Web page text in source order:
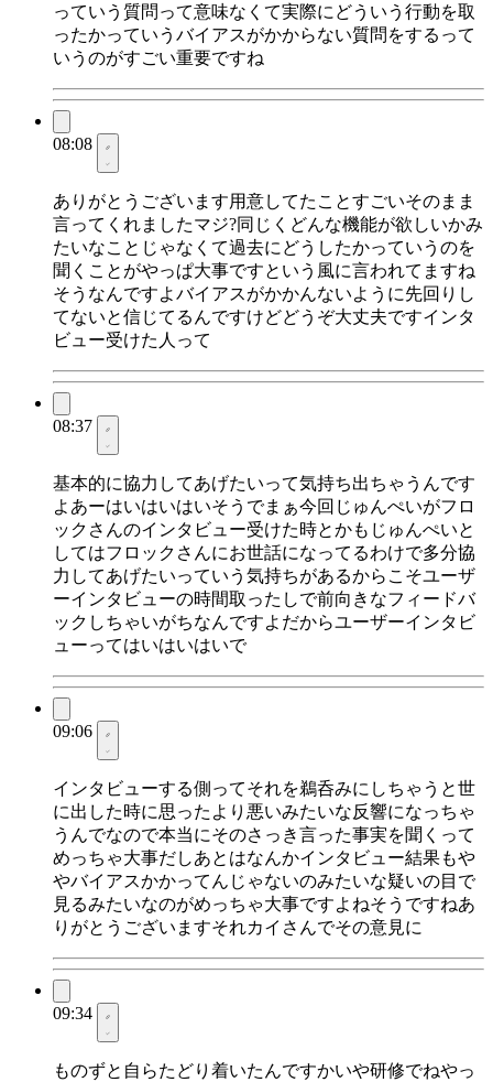
っていう質問って意味なくて実際にどういう行動を取
ったかっていうバイアスがかからない質問をするって
いうのがすごい重要ですね
08:08
ありがとうございます用意してたことすごいそのまま
言ってくれましたマジ?同じくどんな機能が欲しいかみ
たいなことじゃなくて過去にどうしたかっていうのを
聞くことがやっぱ大事ですという風に言われてますね
そうなんですよバイアスがかかんないように先回りし
てないと信じてるんですけどどうぞ大丈夫ですインタ
ビュー受けた人って
08:37
基本的に協力してあげたいって気持ち出ちゃうんです
よあーはいはいはいそうでまぁ今回じゅんぺいがフロ
ックさんのインタビュー受けた時とかもじゅんぺいと
してはフロックさんにお世話になってるわけで多分協
力してあげたいっていう気持ちがあるからこそユーザ
ーインタビューの時間取ったしで前向きなフィードバ
ックしちゃいがちなんですよだからユーザーインタビ
ューってはいはいはいで
09:06
インタビューする側ってそれを鵜呑みにしちゃうと世
に出した時に思ったより悪いみたいな反響になっちゃ
うんでなので本当にそのさっき言った事実を聞くって
めっちゃ大事だしあとはなんかインタビュー結果もや
やバイアスかかってんじゃないのみたいな疑いの目で
見るみたいなのがめっちゃ大事ですよねそうですねあ
りがとうございますそれカイさんでその意見に
09:34
ものずと自らたどり着いたんですかいや研修でねやっ